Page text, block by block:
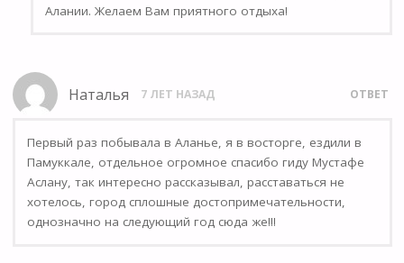
Алании. Желаем Вам приятного отдыха!
Наталья 7 ЛЕТ НАЗАД ОТВЕТ
Первый раз побывала в Аланье, я в восторге, ездили в
Памуккале, отдельное огромное спасибо гиду Мустафе
Аслану, так интересно рассказывал, расставаться не
хотелось, город сплошные достопримечательности,
однозначно на следующий год сюда же!!!